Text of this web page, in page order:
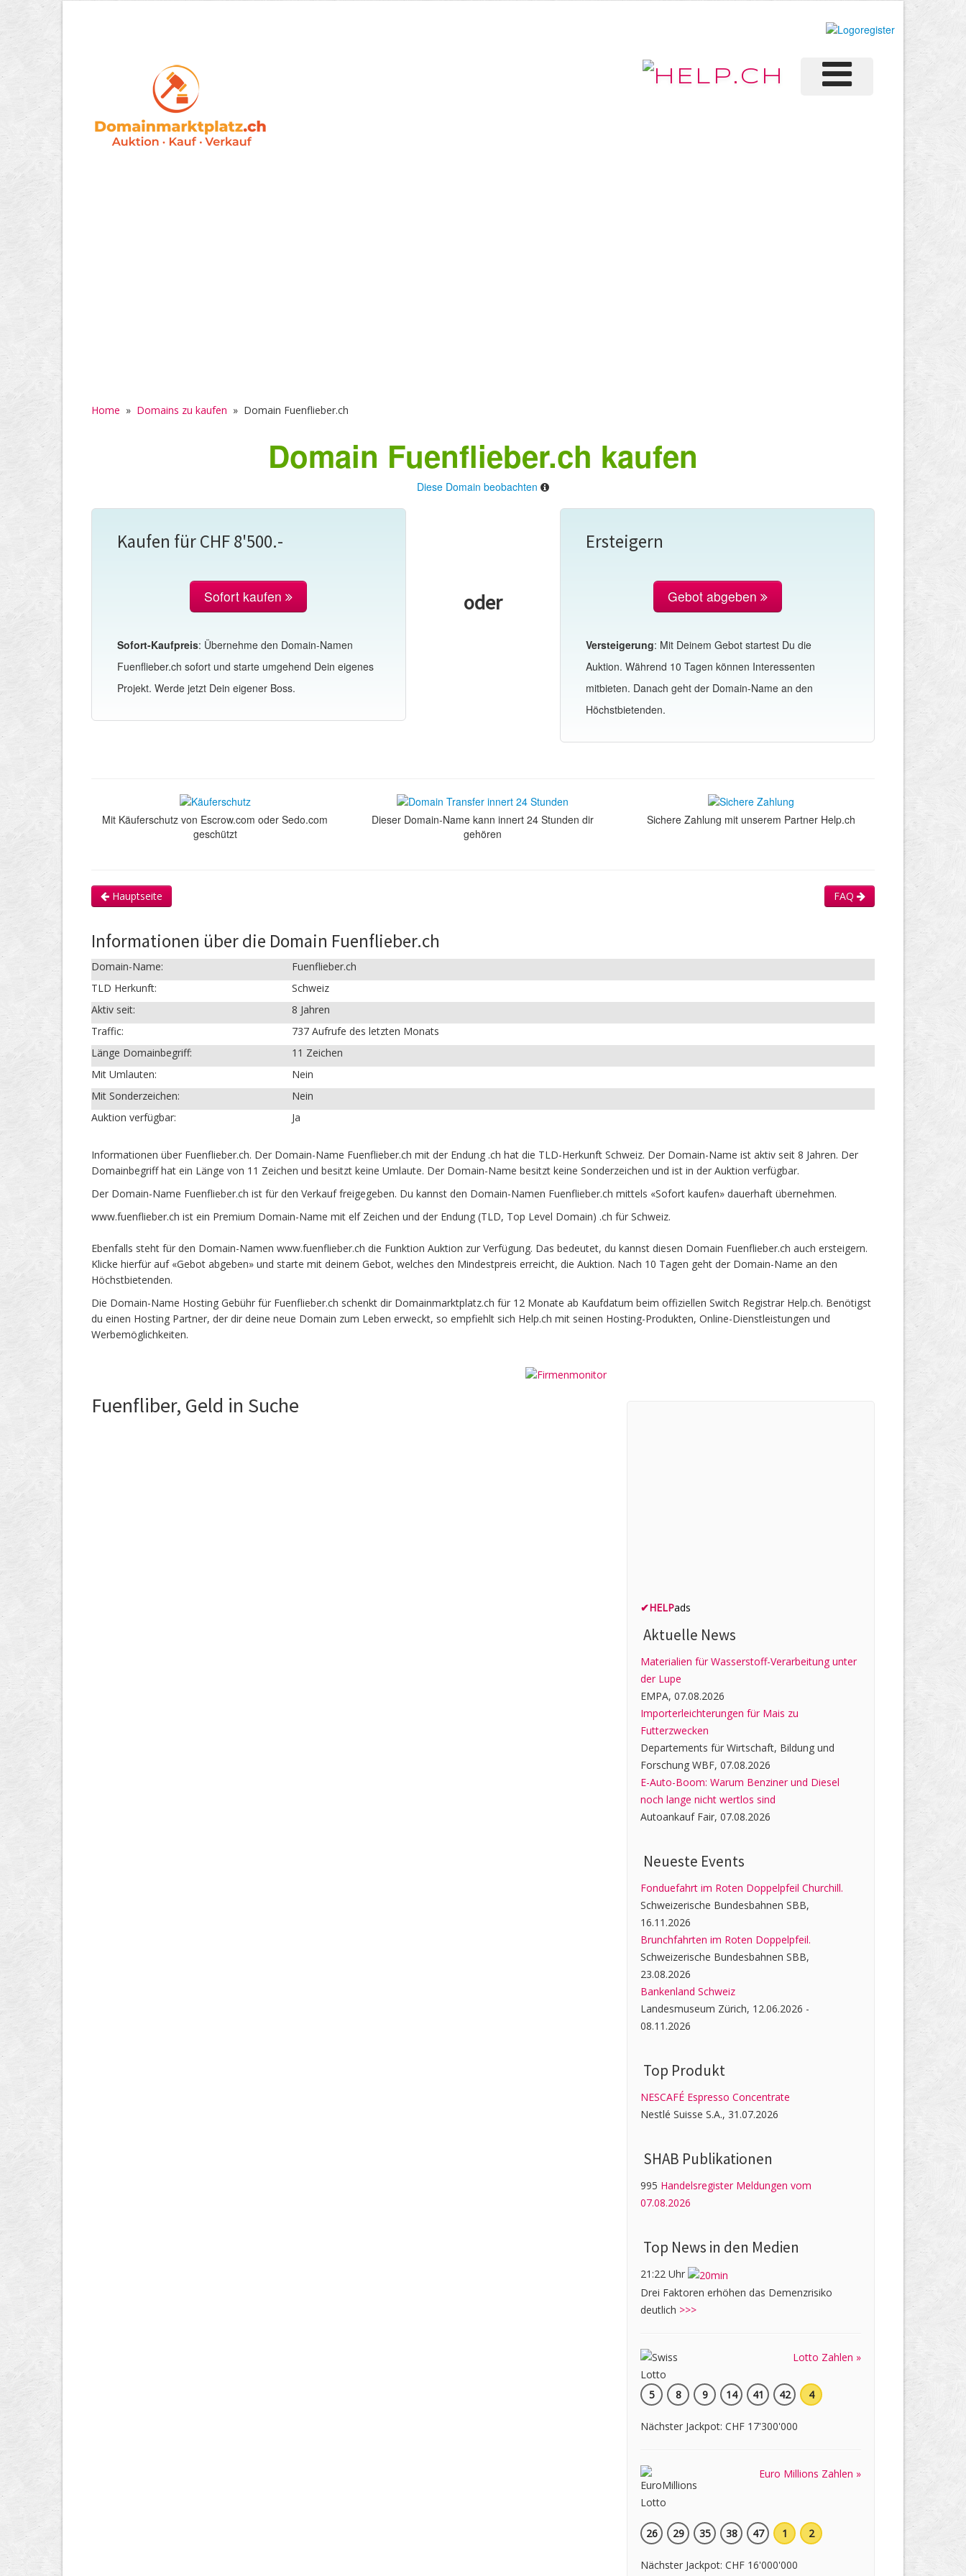
Home » Domains zu kaufen » Domain Fuenflieber.ch
Domain Fuenflieber.ch kaufen
Diese Domain beobachten
Kaufen für CHF 8'500.-
Sofort kaufen
Sofort-Kaufpreis: Übernehme den Domain-Namen
Fuenflieber.ch sofort und starte umgehend Dein eigenes
Projekt. Werde jetzt Dein eigener Boss.
oder
Ersteigern
Gebot abgeben
Versteigerung: Mit Deinem Gebot startest Du die
Auktion. Während 10 Tagen können Interessenten
mitbieten. Danach geht der Domain-Name an den
Höchstbietenden.
Mit Käuferschutz von Escrow.com oder Sedo.com
geschützt
Dieser Domain-Name kann innert 24 Stunden dir
gehören
Sichere Zahlung mit unserem Partner Help.ch
Hauptseite FAQ
Informationen über die Domain Fuenflieber.ch
Domain-Name:
Fuenflieber.ch
TLD Herkunft:
Schweiz
Aktiv seit:
8 Jahren
Traffic:
737 Aufrufe des letzten Monats
Länge Domainbegriff:
11 Zeichen
Mit Umlauten:
Nein
Mit Sonderzeichen:
Nein
Auktion verfügbar:
Ja
Informationen über Fuenflieber.ch. Der Domain-Name Fuenflieber.ch mit der Endung .ch hat die TLD-Herkunft Schweiz. Der Domain-Name ist aktiv seit 8 Jahren. Der
Domainbegriff hat ein Länge von 11 Zeichen und besitzt keine Umlaute. Der Domain-Name besitzt keine Sonderzeichen und ist in der Auktion verfügbar.
Der Domain-Name Fuenflieber.ch ist für den Verkauf freigegeben. Du kannst den Domain-Namen Fuenflieber.ch mittels «Sofort kaufen» dauerhaft übernehmen.
www.fuenflieber.ch ist ein Premium Domain-Name mit elf Zeichen und der Endung (TLD, Top Level Domain) .ch für Schweiz.
Ebenfalls steht für den Domain-Namen www.fuenflieber.ch die Funktion Auktion zur Verfügung. Das bedeutet, du kannst diesen Domain Fuenflieber.ch auch ersteigern.
Klicke hierfür auf «Gebot abgeben» und starte mit deinem Gebot, welches den Mindestpreis erreicht, die Auktion. Nach 10 Tagen geht der Domain-Name an den
Höchstbietenden.
Die Domain-Name Hosting Gebühr für Fuenflieber.ch schenkt dir Domainmarktplatz.ch für 12 Monate ab Kaufdatum beim offiziellen Switch Registrar Help.ch. Benötigst
du einen Hosting Partner, der dir deine neue Domain zum Leben erweckt, so empfiehlt sich Help.ch mit seinen Hosting-Produkten, Online-Dienstleistungen und
Werbemöglichkeiten.
Fuenfliber, Geld in Suche
✔HELPads
Aktuelle News
Materialien für Wasserstoff-Verarbeitung unter
der Lupe
EMPA, 07.08.2026
Importerleichterungen für Mais zu
Futterzwecken
Departements für Wirtschaft, Bildung und
Forschung WBF, 07.08.2026
E-Auto-Boom: Warum Benziner und Diesel
noch lange nicht wertlos sind
Autoankauf Fair, 07.08.2026
Neueste Events
Fonduefahrt im Roten Doppelpfeil Churchill.
Schweizerische Bundesbahnen SBB,
16.11.2026
Brunchfahrten im Roten Doppelpfeil.
Schweizerische Bundesbahnen SBB,
23.08.2026
Bankenland Schweiz
Landesmuseum Zürich, 12.06.2026 -
08.11.2026
Top Produkt
NESCAFÉ Espresso Concentrate
Nestlé Suisse S.A., 31.07.2026
SHAB Publi­kati­onen
995 Handelsregister Meldungen vom
07.08.2026
Top News in den Medien
21:22 Uhr
Drei Faktoren erhöhen das Demenzrisiko
deutlich >>>
Lotto Zahlen »
5 8 9 14 41 42 4
Nächster Jackpot: CHF 17'300'000
Euro Millions Zahlen »
26 29 35 38 47 1 2
Nächster Jackpot: CHF 16'000'000